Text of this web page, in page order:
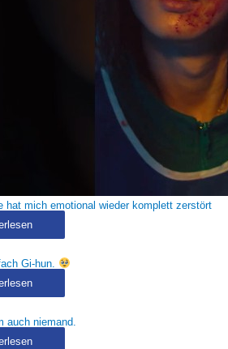
hat mich emotional wieder komplett zerstört
Gi-hun.
auch niemand.